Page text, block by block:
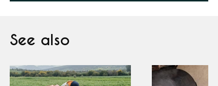
See also